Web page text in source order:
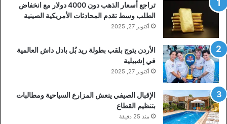
تراجع أسعار الذهب دون 4000 دولار مع انخفاض
الطلب وسط تقدم المحادثات الأمريكية الصينية
أكتوبر 27, 2025
الأردن يتوج بلقب بطولة ريد بُل بادل داش العالمية
في إشبيلية
أكتوبر 27, 2025
الإقبال الصيفي ينعش المزارع السياحية ومطالبات
بتنظيم القطاع
منذ 25 دقيقة